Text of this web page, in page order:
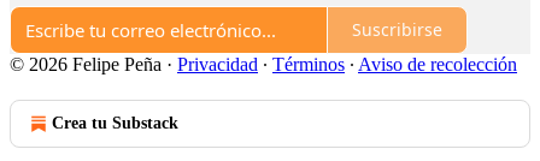
Suscribirse
© 2026 Felipe Peña · Privacidad ∙ Términos ∙ Aviso de recolección
Crea tu Substack